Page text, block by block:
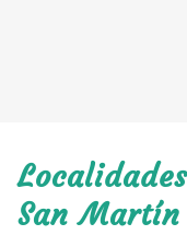
San Martín